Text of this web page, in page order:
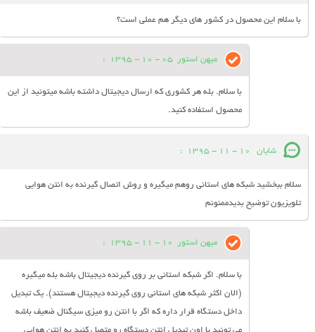
با سلام این محصول در کشور های دیگر هم عملی است؟
میهن استور 05 - 10 - 1395
:
با سلام. بله هر کشوری که ارسال دیجیتال داشته باشه میتونید از این
محصول استفاده کنید.
شایان 10 - 11 - 1395
:
سلام ببخشید شبکه های استانی روهم میگیره و روش اتصال گیرنده به انتن هوایی
تلویزیون توضیح بدیدممنونم
میهن استور 10 - 11 - 1395
:
با سلام. اگر شبکه استانی بر روی گیرنده دیجیتال باشه بله میگیره
(الان اکثر شبکه های استانی روی گیرنده دیجیتال هستند). یک تبدیل
داخل دستگاه قرار داره که اگر با انتن رو میزی سیگنال ضعیف باشه